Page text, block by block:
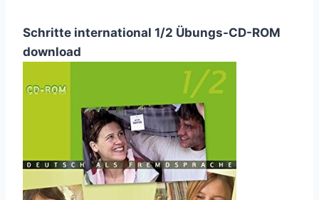
Schritte international 1/2 Übungs-CD-ROM
download